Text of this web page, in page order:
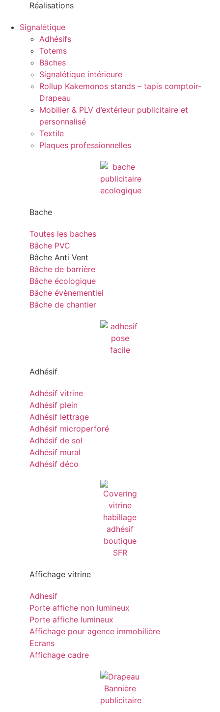
Réalisations
Signalétique
Adhésifs
Totems
Bâches
Signalétique intérieure
Rollup Kakemonos stands – tapis comptoir-
Drapeau
Mobilier & PLV d’extérieur publicitaire et
personnalisé
Textile
Plaques professionnelles
Bache
Toutes les baches
Bâche PVC
Bâche Anti Vent
Bâche de barrière
Bâche écologique
Bâche évènementiel
Bâche de chantier
Adhésif
Adhésif vitrine
Adhésif plein
Adhésif lettrage
Adhésif microperforé
Adhésif de sol
Adhésif mural
Adhésif déco
Affichage vitrine
Adhesif
Porte affiche non lumineux
Porte affiche lumineux
Affichage pour agence immobilière
Ecrans
Affichage cadre